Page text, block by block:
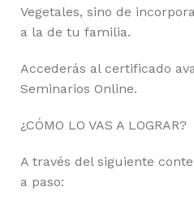
Vegetales, sino de
a la de tu familia.
Accederás al certificado
Seminarios Online.
¿CÓMO LO VAS A LOGRAR?
A través del siguiente
a paso: